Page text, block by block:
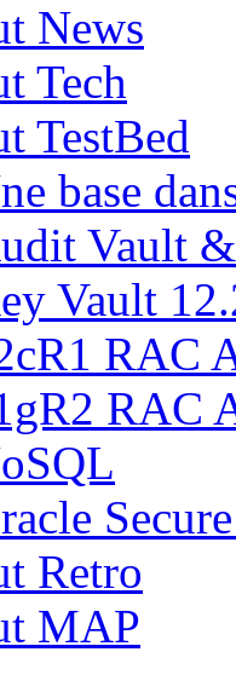
News
Tech
TestBed
base
Vault
Vault
RAC
RAC
Retro
MAP